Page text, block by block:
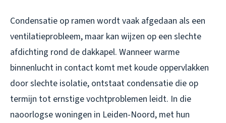
Condensatie op ramen wordt vaak afgedaan als een
ventilatieprobleem, maar kan wijzen op een slechte
afdichting rond de dakkapel. Wanneer warme
binnenlucht in contact komt met koude oppervlakken
door slechte isolatie, ontstaat condensatie die op
termijn tot ernstige vochtproblemen leidt. In die
naoorlogse woningen in Leiden-Noord, met hun